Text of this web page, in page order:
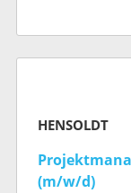
HENSOLDT
(m/w/d)